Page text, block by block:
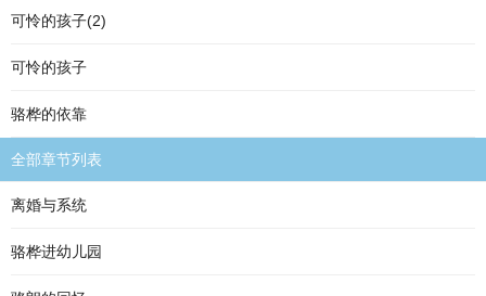
可怜的孩子(2)
可怜的孩子
骆桦的依靠
全部章节列表
离婚与系统
骆桦进幼儿园